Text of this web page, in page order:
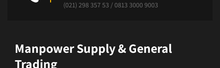
(021) 298 357 53 / 0813 3000 9003
Manpower Supply & General
Trading